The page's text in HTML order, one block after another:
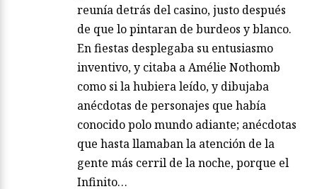
reunía detrás del casino, justo después
de que lo pintaran de burdeos y blanco.
En fiestas desplegaba su entusiasmo
inventivo, y citaba a Amélie Nothomb
como si la hubiera leído, y dibujaba
anécdotas de personajes que había
conocido polo mundo adiante; anécdotas
que hasta llamaban la atención de la
gente más cerril de la noche, porque el
Infinito…